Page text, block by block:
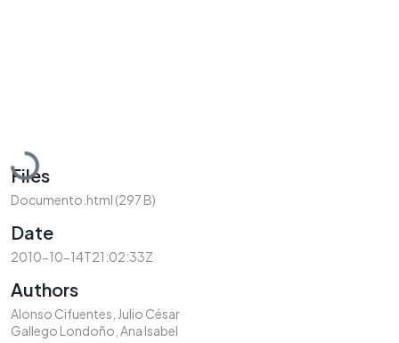
Loading...
Files
Documento.html (297 B)
Date
2010-10-14T21:02:33Z
Authors
Alonso Cifuentes, Julio César
Gallego Londoño, Ana Isabel